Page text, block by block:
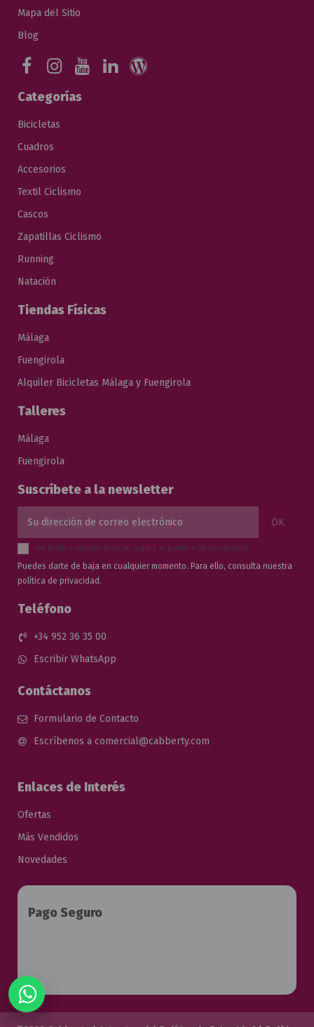
Mapa del Sitio
Blog
Categorías
Bicicletas
Cuadros
Accesorios
Textil Ciclismo
Cascos
Zapatillas Ciclismo
Running
Natación
Tiendas Físicas
Málaga
Fuengirola
Alquiler Bicicletas Málaga y Fuengirola
Talleres
Málaga
Fuengirola
Suscríbete a la newsletter
He leído y acepto el aviso legal y la política de privacidad.
Puedes darte de baja en cualquier momento. Para ello, consulta nuestra
política de privacidad.
Teléfono
+34 952 36 35 00
Escribir WhatsApp
Contáctanos
Formulario de Contacto
Escríbenos a comercial@cabberty.com
Enlaces de Interés
Ofertas
Más Vendidos
Novedades
Pago Seguro